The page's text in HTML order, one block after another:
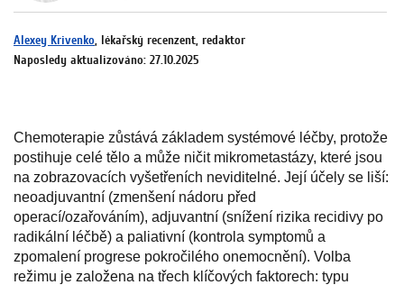
Alexey Krivenko, lékařský recenzent, redaktor
Naposledy aktualizováno: 27.10.2025
Chemoterapie zůstává základem systémové léčby, protože
postihuje celé tělo a může ničit mikrometastázy, které jsou
na zobrazovacích vyšetřeních neviditelné. Její účely se liší:
neoadjuvantní (zmenšení nádoru před
operací/ozařováním), adjuvantní (snížení rizika recidivy po
radikální léčbě) a paliativní (kontrola symptomů a
zpomalení progrese pokročilého onemocnění). Volba
režimu je založena na třech klíčových faktorech: typu